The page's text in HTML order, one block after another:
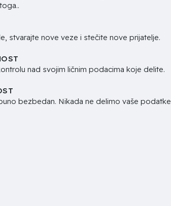
stvarajte nove veze i stečite nove prijatelje.
nad svojim ličnim podacima koje delite.
bezbedan. Nikada ne delimo vaše podatke